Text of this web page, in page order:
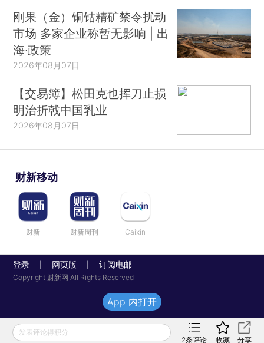
刚果（金）铜钴精矿禁令扰动
市场 多家企业称暂无影响 | 出
海·政策
2026年08月07日
【交易簿】松田克也挥刀止损
明治折戟中国乳业
2026年08月07日
财新移动
财新 财新周刊 Caixin
登录 网页版 订阅电邮
Copyright 财新网 All Rights Reserved
发表评论得积分
2条评论 收藏 分享
App 内打开